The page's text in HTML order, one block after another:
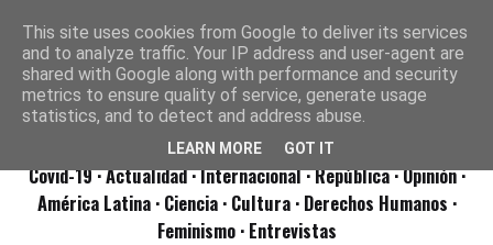
Covid-19· Actualidad· Internacional· República· Opinión·
América Latina · Ciencia · Cultura · Derechos Humanos ·
Feminismo · Entrevistas
This site uses cookies from Google to deliver its services
and to analyze traffic. Your IP address and user-agent are
shared with Google along with performance and security
metrics to ensure quality of service, generate usage
statistics, and to detect and address abuse.
LEARN MORE GOT IT